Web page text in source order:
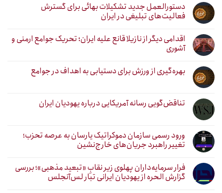
دستورالعمل جدید تشکیلات بهائی برای گسترش
فعالیت‌های تبلیغی در ایران
اقدامی دیگر از نازیلا قانع علیه ایران؛ تحریک جوامع ارمنی و
آشوری
بهره‌گیری از ورزش برای دستیابی به اهداف در جوامع
تناقض‌گویی رسانه آمریکایی درباره یهودیان ایران
ورود رسمی سازمان دموکراتیک یارسان به عرصه تحزب؛
تغییر راهبرد جریان‌های خارج‌نشین
فرار سرمایه‌داران پهلوی زیر نقابِ «تبعید مذهبی»؛ بررسی
گزارش الحره از یهودیان ایرانی تبار لس‌آنجلس